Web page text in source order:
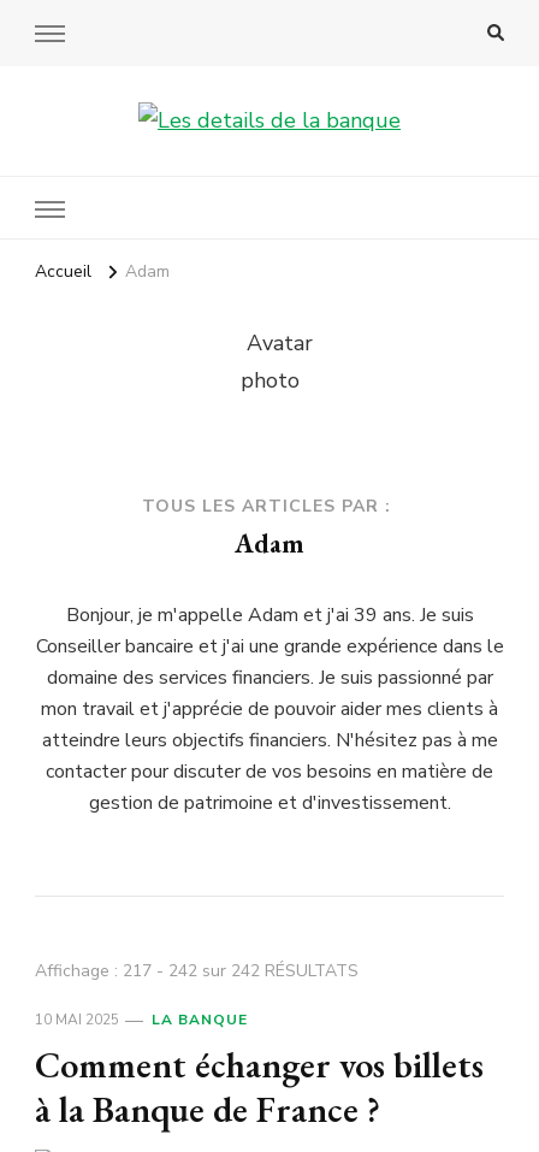
Accueil Adam
TOUS LES ARTICLES PAR :
Adam
Bonjour, je m'appelle Adam et j'ai 39 ans. Je suis
Conseiller bancaire et j'ai une grande expérience dans le
domaine des services financiers. Je suis passionné par
mon travail et j'apprécie de pouvoir aider mes clients à
atteindre leurs objectifs financiers. N'hésitez pas à me
contacter pour discuter de vos besoins en matière de
gestion de patrimoine et d'investissement.
Affichage : 217 - 242 sur 242 RÉSULTATS
10 MAI 2025 LA BANQUE
Comment échanger vos billets
à la Banque de France ?